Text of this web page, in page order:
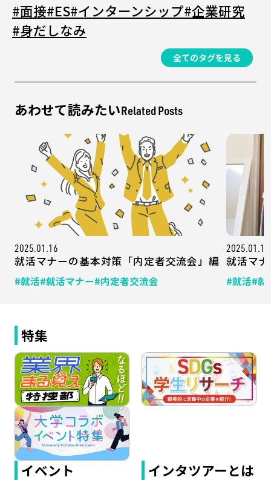
#面接#ES#インターンシップ#企業研究
#身だしなみ
全てのタグを見る
Related Posts
あわせて読みたい
2025.01.16
就活マナーの基本対策「内定者交流会」編
#就活#就活マナー#内定者交流会
2025.01.10
就活マ
#就活#就
特集
イベント インタツアーとは